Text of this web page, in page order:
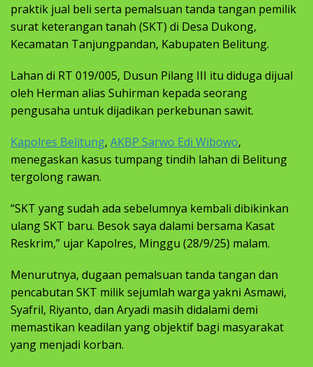
praktik jual beli serta pemalsuan tanda tangan pemilik
surat keterangan tanah (SKT) di Desa Dukong,
Kecamatan Tanjungpandan, Kabupaten Belitung.
Lahan di RT 019/005, Dusun Pilang III itu diduga dijual
oleh Herman alias Suhirman kepada seorang
pengusaha untuk dijadikan perkebunan sawit.
Kapolres Belitung, AKBP Sarwo Edi Wibowo,
menegaskan kasus tumpang tindih lahan di Belitung
tergolong rawan.
“SKT yang sudah ada sebelumnya kembali dibikinkan
ulang SKT baru. Besok saya dalami bersama Kasat
Reskrim,” ujar Kapolres, Minggu (28/9/25) malam.
Menurutnya, dugaan pemalsuan tanda tangan dan
pencabutan SKT milik sejumlah warga yakni Asmawi,
Syafril, Riyanto, dan Aryadi masih didalami demi
memastikan keadilan yang objektif bagi masyarakat
yang menjadi korban.